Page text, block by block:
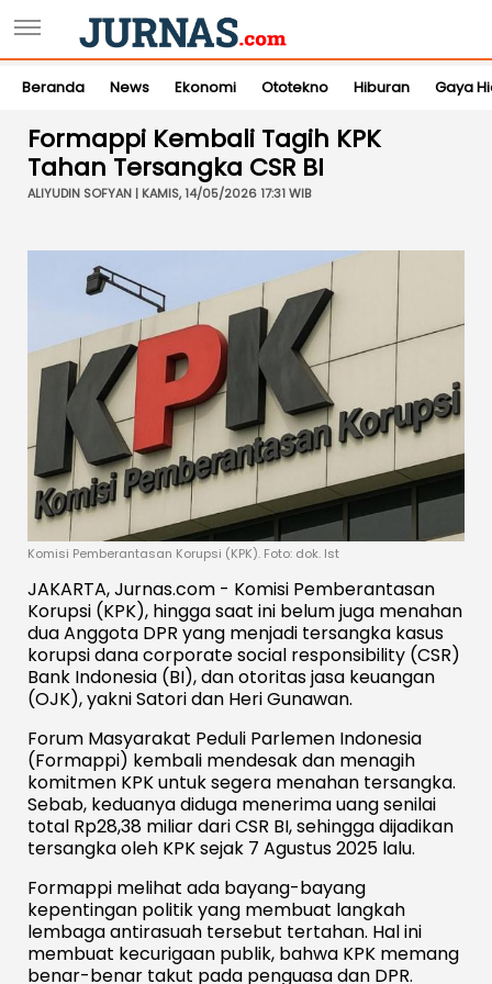
Beranda News Ekonomi Ototekno Hiburan Gaya
Formappi Kembali Tagih KPK
Tahan Tersangka CSR BI
ALIYUDIN SOFYAN | KAMIS, 14/05/2026 17:31 WIB
Komisi Pemberantasan Korupsi (KPK). Foto: dok. Ist
JAKARTA, Jurnas.com - Komisi Pemberantasan
Korupsi (KPK), hingga saat ini belum juga menahan
dua Anggota DPR yang menjadi tersangka kasus
korupsi dana corporate social responsibility (CSR)
Bank Indonesia (BI), dan otoritas jasa keuangan
(OJK), yakni Satori dan Heri Gunawan.
Forum Masyarakat Peduli Parlemen Indonesia
(Formappi) kembali mendesak dan menagih
komitmen KPK untuk segera menahan tersangka.
Sebab, keduanya diduga menerima uang senilai
total Rp28,38 miliar dari CSR BI, sehingga dijadikan
tersangka oleh KPK sejak 7 Agustus 2025 lalu.
Formappi melihat ada bayang-bayang
kepentingan politik yang membuat langkah
lembaga antirasuah tersebut tertahan. Hal ini
membuat kecurigaan publik, bahwa KPK memang
benar-benar takut pada penguasa dan DPR.